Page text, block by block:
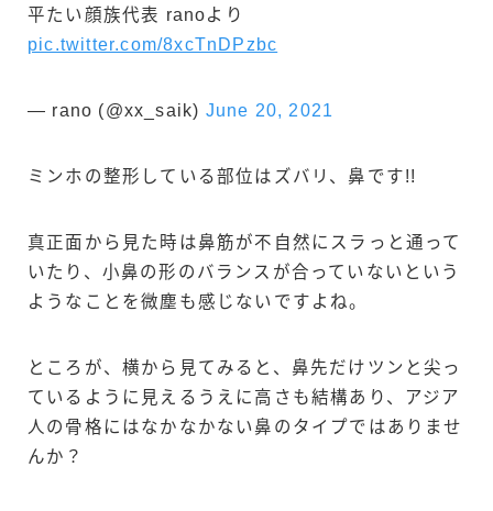
平たい顔族代表 ranoより
pic.twitter.com/8xcTnDPzbc
— rano (@xx_saik) June 20, 2021
ミンホの整形している部位はズバリ、鼻です!!
真正面から見た時は鼻筋が不自然にスラっと通って
いたり、小鼻の形のバランスが合っていないという
ようなことを微塵も感じないですよね。
ところが、横から見てみると、鼻先だけツンと尖っ
ているように見えるうえに高さも結構あり、アジア
人の骨格にはなかなかない鼻のタイプではありませ
んか？